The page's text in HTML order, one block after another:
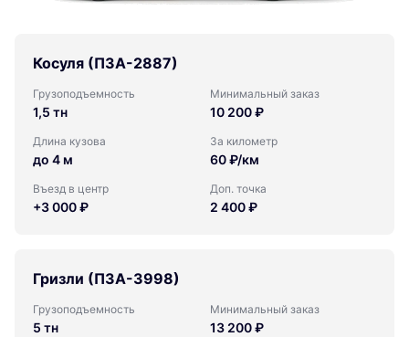
Косуля (ПЗА-2887)
Грузоподъемность
1,5 тн
Минимальный заказ
10 200 ₽
Длина кузова
до 4 м
За километр
60 ₽/км
Въезд в центр
+3 000 ₽
Доп. точка
2 400 ₽
Гризли (ПЗА-3998)
Грузоподъемность
5 тн
Минимальный заказ
13 200 ₽